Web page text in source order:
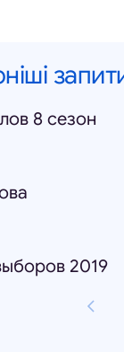
8 сезон
2019